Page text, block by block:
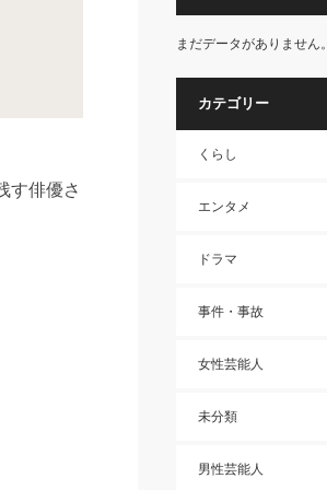
す俳優さ
まだデータがありません。
カテゴリー
くらし
エンタメ
ドラマ
事件・事故
女性芸能人
未分類
男性芸能人